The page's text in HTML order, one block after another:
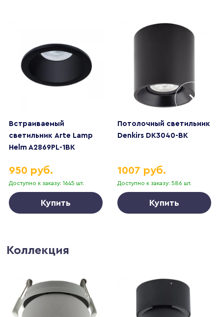
Встраиваемый
светильник Arte Lamp
Helm A2869PL-1BK
Доступно к заказу: 1645 шт.
950 руб.
Купить
Потолочный светильник
Denkirs DK3040-BK
Доступно к заказу: 586 шт.
1007 руб.
Купить
Коллекция